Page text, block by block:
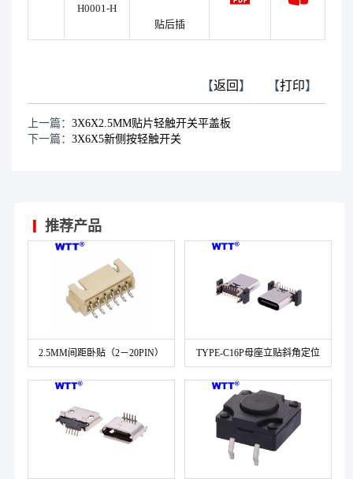
H0001-H
贴后插
【打印】
【返回 】
上一篇： 3X6X2.5MM贴片轻触开关平盖板
下一篇： 3X6X5新侧按轻触开关
推荐产品
2.5MM间距卧贴（2－20PIN） TYPE-C16P母座立贴斜角定位
柱L=8.8-10.5MM